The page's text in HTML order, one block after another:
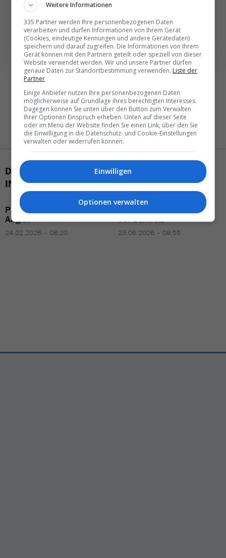
NEWSLETTER ENTDECKEN
DAS KÖNNTE SIE AUCH
INTERESSIEREN
Prima Ferien
bläst zum
Angriff
24.02.2026 – 08:20
in
derSchweiz
23.06.2026 – 09:55
Weitere Informationen
335 Partner werden Ihre personenbezogenen Daten
verarbeiten und dürfen Informationen von Ihrem Gerät
(Cookies, eindeutige Kennungen und andere Gerätedaten)
speichern und darauf zugreifen. Die Informationen von Ihrem
Gerät können mit den Partnern geteilt oder speziell von dieser
Website verwendet werden. Wir und unsere Partner dürfen
genaue Daten zur Standortbestimmung verwenden. Liste der
Partner
Einige Anbieter nutzen Ihre personenbezogenen Daten
möglicherweise auf Grundlage ihres berechtigten Interesses.
Dagegen können Sie unten über den Button zum Verwalten
Ihrer Optionen Einspruch erheben. Unten auf dieser Seite
oder im Menü der Website finden Sie einen Link, über den Sie
die Einwilligung in die Datenschutz- und Cookie-Einstellungen
verwalten oder widerrufen können.
Einwilligen
Optionen verwalten